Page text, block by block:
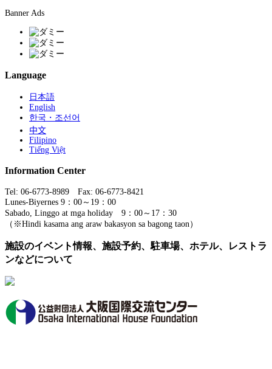
Banner Ads
Language
日本語
English
한국・조선어
中文
Filipino
Tiếng Việt
Information Center
Tel: 06-6773-8989 Fax: 06-6773-8421
Lunes-Biyernes 9：00～19：00
Sabado, Linggo at mga holiday 9：00～17：30
（※Hindi kasama ang araw bakasyon sa bagong taon）
施設のイベント情報、施設予約、駐車場、ホテル、レストラ
ンなどについて